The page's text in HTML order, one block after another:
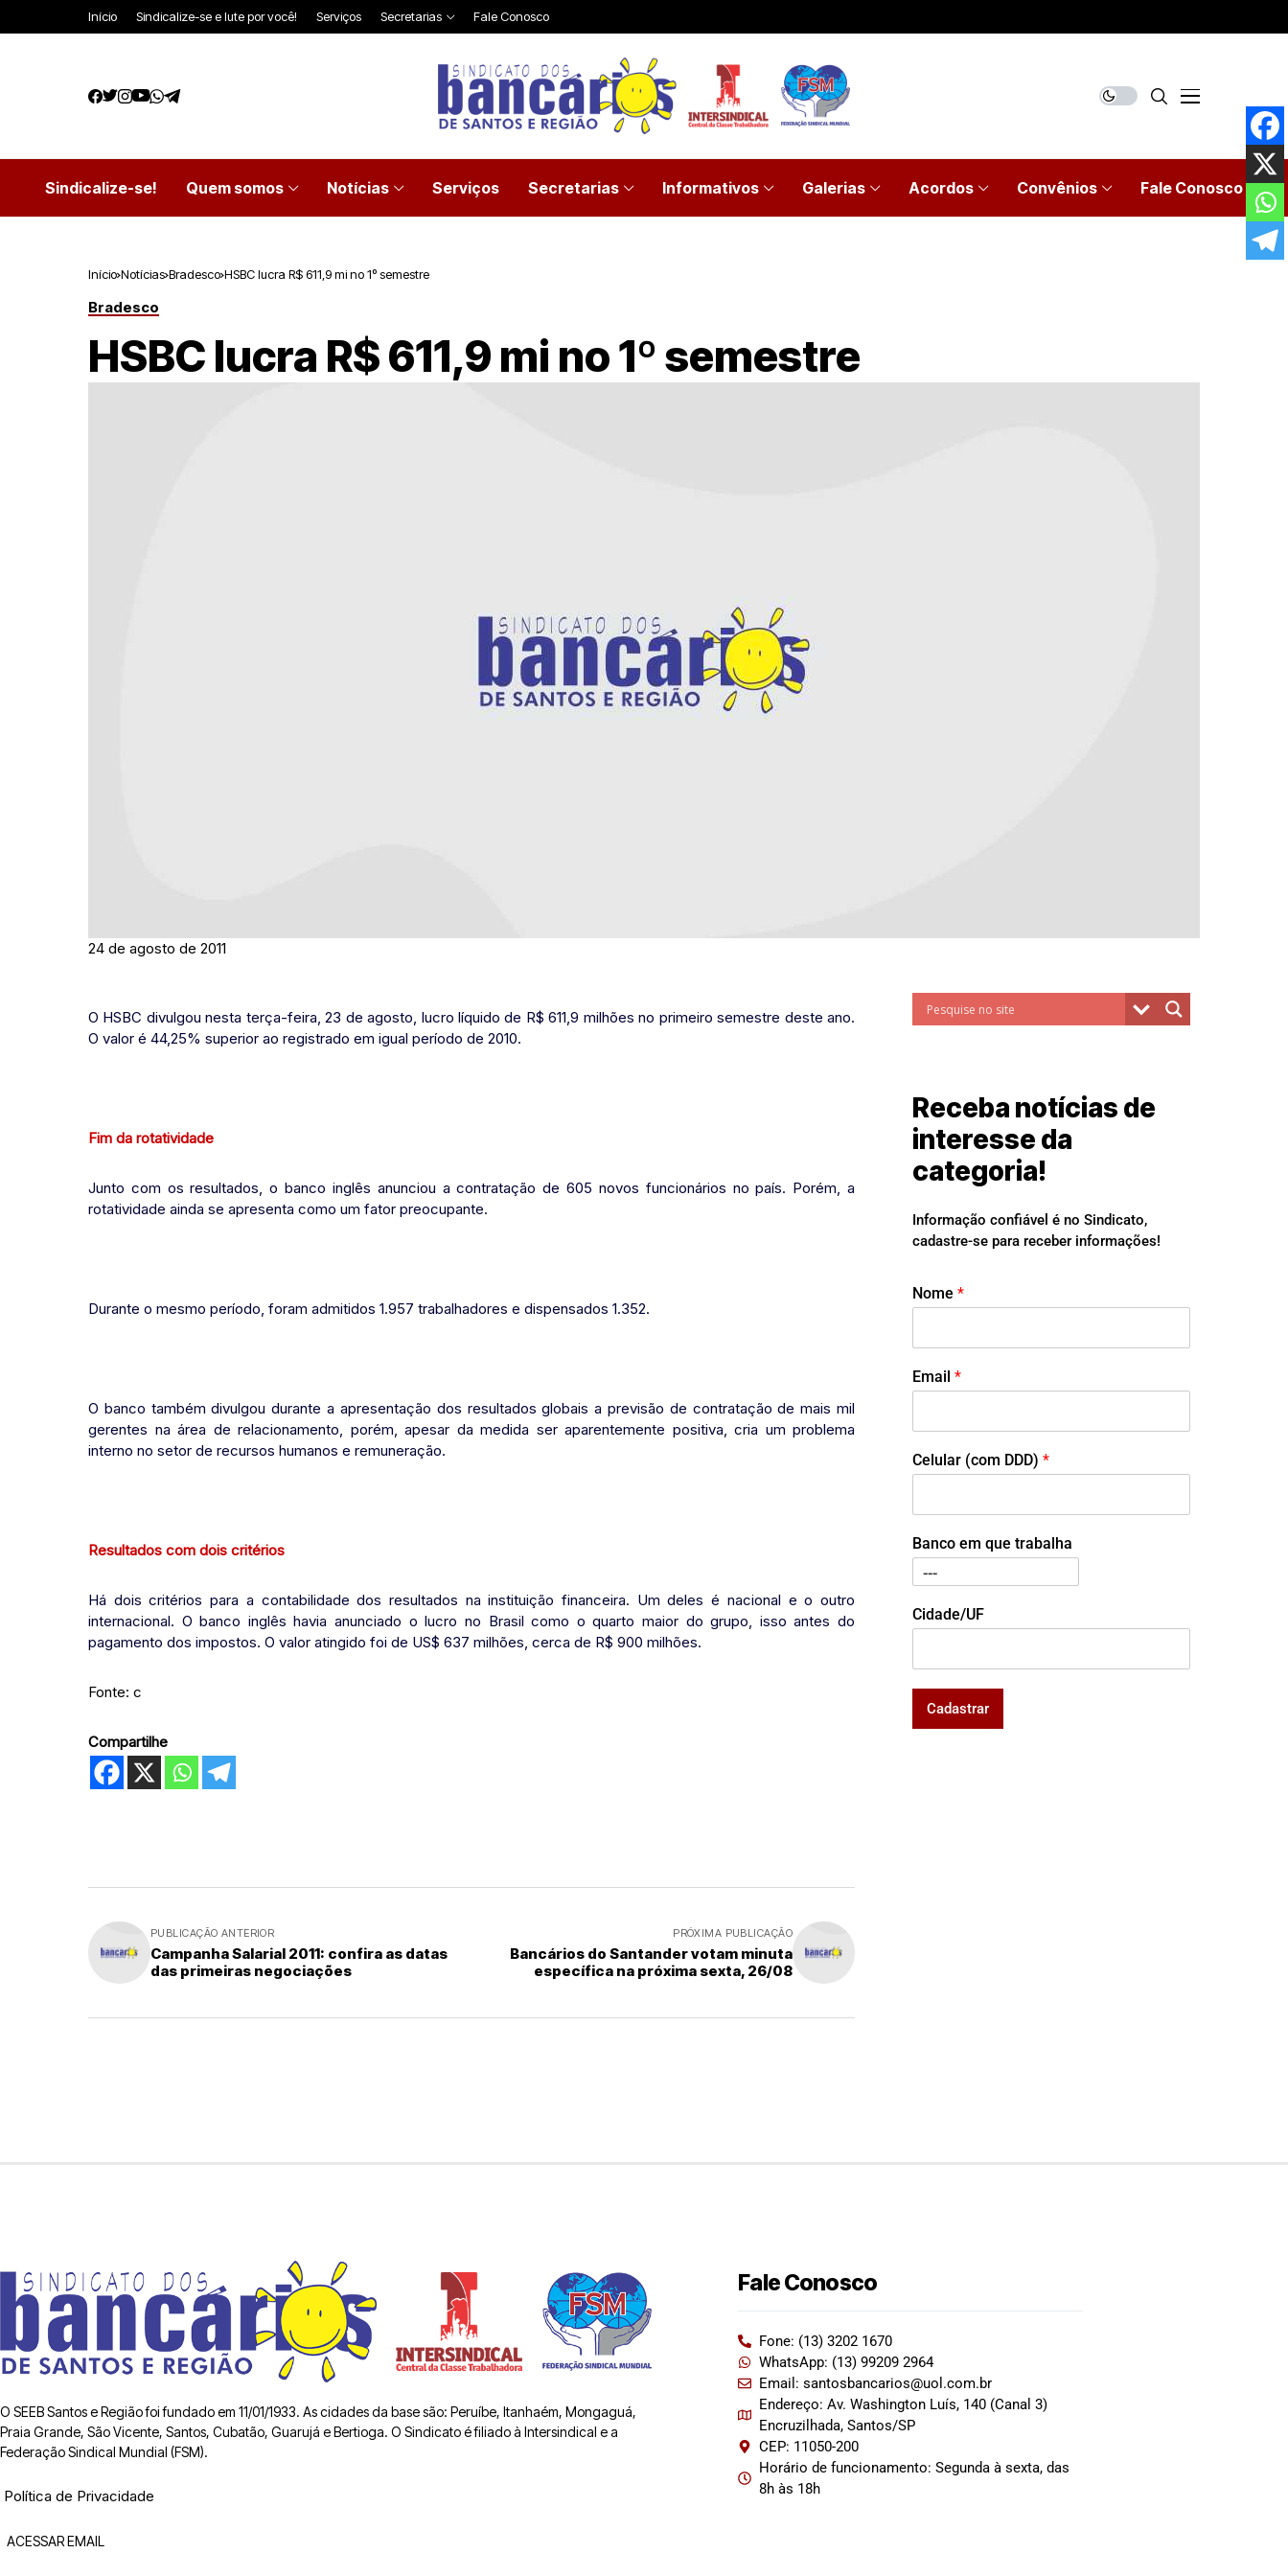
Início Sindicalize-se e lute por você! Serviços Secretarias Fale Conosco
Sindicalize-se! Quem somos Notícias Serviços Secretarias Informativos Galerias Acordos Convênios Fale Conosco
Início Notícias Bradesco HSBC lucra R$ 611,9 mi no 1º semestre
Bradesco
HSBC lucra R$ 611,9 mi no 1º semestre
24 de agosto de 2011
O HSBC divulgou nesta terça-feira, 23 de agosto, lucro líquido de R$ 611,9 milhões no primeiro semestre deste ano.
O valor é 44,25% superior ao registrado em igual período de 2010.
Fim da rotatividade
Junto com os resultados, o banco inglês anunciou a contratação de 605 novos funcionários no país. Porém, a
rotatividade ainda se apresenta como um fator preocupante.
Durante o mesmo período, foram admitidos 1.957 trabalhadores e dispensados 1.352.
O banco também divulgou durante a apresentação dos resultados globais a previsão de contratação de mais mil
gerentes na área de relacionamento, porém, apesar da medida ser aparentemente positiva, cria um problema
interno no setor de recursos humanos e remuneração.
Resultados com dois critérios
Há dois critérios para a contabilidade dos resultados na instituição financeira. Um deles é nacional e o outro
internacional. O banco inglês havia anunciado o lucro no Brasil como o quarto maior do grupo, isso antes do
pagamento dos impostos. O valor atingido foi de US$ 637 milhões, cerca de R$ 900 milhões.
Fonte: c
Compartilhe
PUBLICAÇÃO ANTERIOR
Campanha Salarial 2011: confira as datas
das primeiras negociações
PRÓXIMA PUBLICAÇÃO
Bancários do Santander votam minuta
específica na próxima sexta, 26/08
Receba notícias de
interesse da
categoria!
Informação confiável é no Sindicato,
cadastre-se para receber informações!
Nome *
Email *
Celular (com DDD) *
Banco em que trabalha
Cidade/UF
Cadastrar
O SEEB Santos e Região foi fundado em 11/01/1933. As cidades da base são: Peruíbe, Itanhaém, Mongaguá,
Praia Grande, São Vicente, Santos, Cubatão, Guarujá e Bertioga. O Sindicato é filiado à Intersindical e a
Federação Sindical Mundial (FSM).
Política de Privacidade
ACESSAR EMAIL
Fale Conosco
Fone: (13) 3202 1670
WhatsApp: (13) 99209 2964
Email: santosbancarios@uol.com.br
Endereço: Av. Washington Luís, 140 (Canal 3)
Encruzilhada, Santos/SP
CEP: 11050-200
Horário de funcionamento: Segunda à sexta, das
8h às 18h